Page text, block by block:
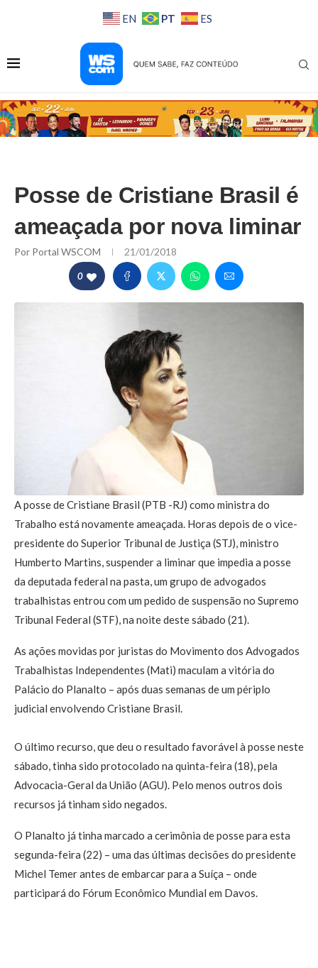
EN PT ES
Posse de Cristiane Brasil é
ameaçada por nova liminar
Por Portal WSCOM 21/01/2018
0
A posse de Cristiane Brasil (PTB -RJ) como ministra do
Trabalho está novamente ameaçada. Horas depois de o vice-
presidente do Superior Tribunal de Justiça (STJ), ministro
Humberto Martins, suspender a liminar que impedia a posse
da deputada federal na pasta, um grupo de advogados
trabalhistas entrou com um pedido de suspensão no Supremo
Tribunal Federal (STF), na noite deste sábado (21).
As ações movidas por juristas do Movimento dos Advogados
Trabalhistas Independentes (Mati) maculam a vitória do
Palácio do Planalto – após duas semanas de um périplo
judicial envolvendo Cristiane Brasil.
O último recurso, que deu o resultado favorável à posse neste
sábado, tinha sido protocolado na quinta-feira (18), pela
Advocacia-Geral da União (AGU). Pelo menos outros dois
recursos já tinham sido negados.
O Planalto já tinha marcado a cerimônia de posse para esta
segunda-feira (22) – uma das últimas decisões do presidente
Michel Temer antes de embarcar para a Suíça – onde
participará do Fórum Econômico Mundial em Davos.